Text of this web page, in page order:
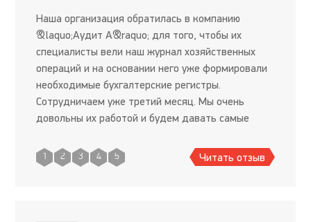
Наша организация обратилась в компанию
&laquo;Аудит А&raquo; для того, чтобы их
специалисты вели наш журнал хозяйственных
операций и на основании него уже формировали
необходимые бухгалтерские регистры.
Сотрудничаем уже третий месяц. Мы очень
довольны их работой и будем давать самые
1 2 3 4 5 Читать отзыв